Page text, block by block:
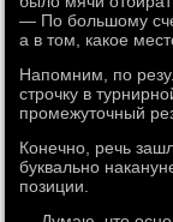
— По большому
а в том, какое
Напомним, по
строчку в
промежуточный
Конечно, речь
буквально
позиции.